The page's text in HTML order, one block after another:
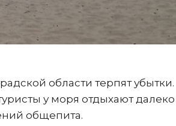
области терпят убытки.
у моря отдыхают далеко
общепита.